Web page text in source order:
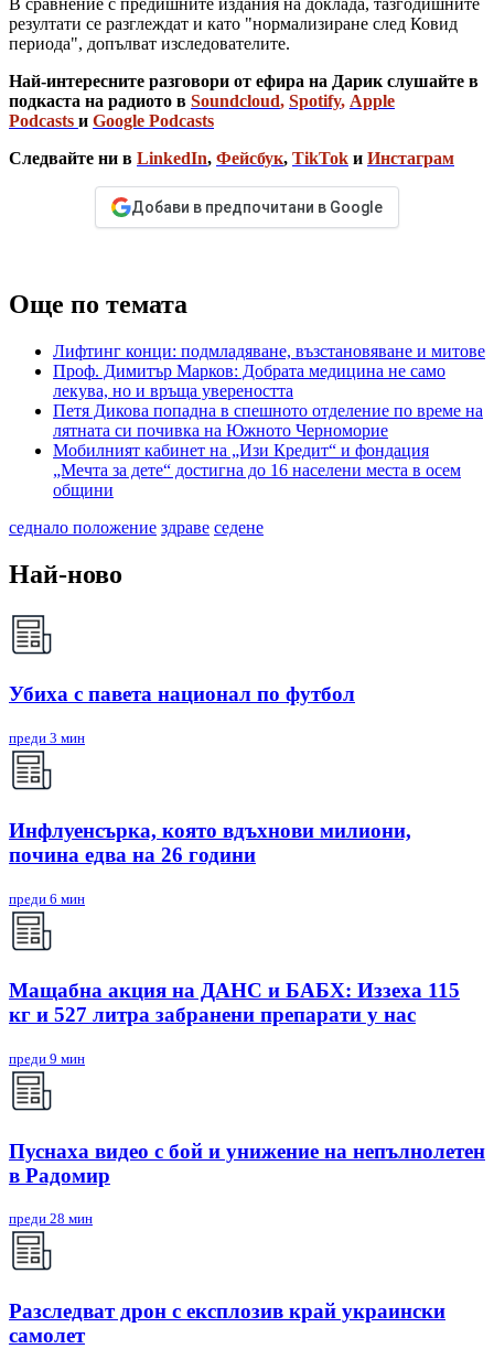
В сравнение с предишните издания на доклада, тазгодишните
резултати се разглеждат и като "нормализиране след Ковид
периода", допълват изследователите.
Най-интересните разговори от ефира на Дарик слушайте в
подкаста на радиото в Soundcloud, Spotify, Apple
Podcasts и Google Podcasts
Следвайте ни в LinkedIn, Фейсбук, TikTok и Инстаграм
Добави в предпочитани в Google
Още по темата
Лифтинг конци: подмладяване, възстановяване и митове
Проф. Димитър Марков: Добрата медицина не само
лекува, но и връща увереността
Петя Дикова попадна в спешното отделение по време на
лятната си почивка на Южното Черноморие
Мобилният кабинет на „Изи Кредит“ и фондация
„Мечта за дете“ достигна до 16 населени места в осем
общини
седнало положение здраве седене
Най-ново
Убиха с павета национал по футбол
преди 3 мин
Инфлуенсърка, която вдъхнови милиони,
почина едва на 26 години
преди 6 мин
Мащабна акция на ДАНС и БАБХ: Иззеха 115
кг и 527 литра забранени препарати у нас
преди 9 мин
Пуснаха видео с бой и унижение на непълнолетен
в Радомир
преди 28 мин
Разследват дрон с експлозив край украински
самолет